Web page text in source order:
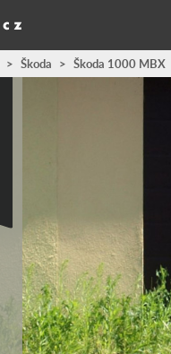
> Škoda > Škoda 1000 MBX